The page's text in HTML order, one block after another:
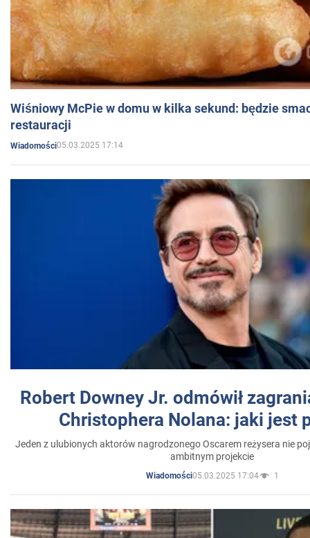
Wiśniowy McPie w domu w kilka sekund: będzie
restauracji
Wiadomości05.03.2025 17:14
Robert Downey Jr. odmówił
Christophera Nolana: jaki jest
Jeden z ulubionych aktorów nagrodzonego Oscarem reżysera nie
ambitnym projekcie
Wiadomości05.03.2025 17:04 1